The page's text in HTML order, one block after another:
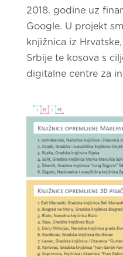
2018. godine uz
Google. U projekt
knjižnica iz
Srbije te kosova s
digitalne centre za